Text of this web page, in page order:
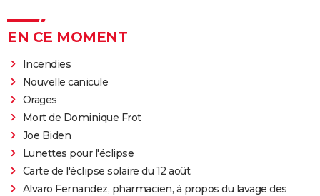
EN CE MOMENT
Incendies
Nouvelle canicule
Orages
Mort de Dominique Frot
Joe Biden
Lunettes pour l'éclipse
Carte de l'éclipse solaire du 12 août
Alvaro Fernandez, pharmacien, à propos du lavage des